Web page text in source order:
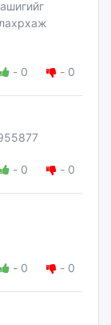
- 0 - 0
- 0 - 0
- 0 - 0